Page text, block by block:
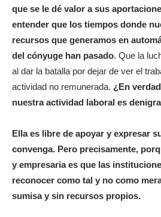
que se le dé valor a sus
entender que los tiempos donde
recursos que generamos en
del cónyuge han pasado. Que la
al dar la batalla por dejar de ver el
actividad no remunerada. ¿En
nuestra actividad laboral es
Ella es libre de apoyar y expresar
convenga. Pero precisamente,
y empresaria es que las
reconocer como tal y no como
sumisa y sin recursos propios.